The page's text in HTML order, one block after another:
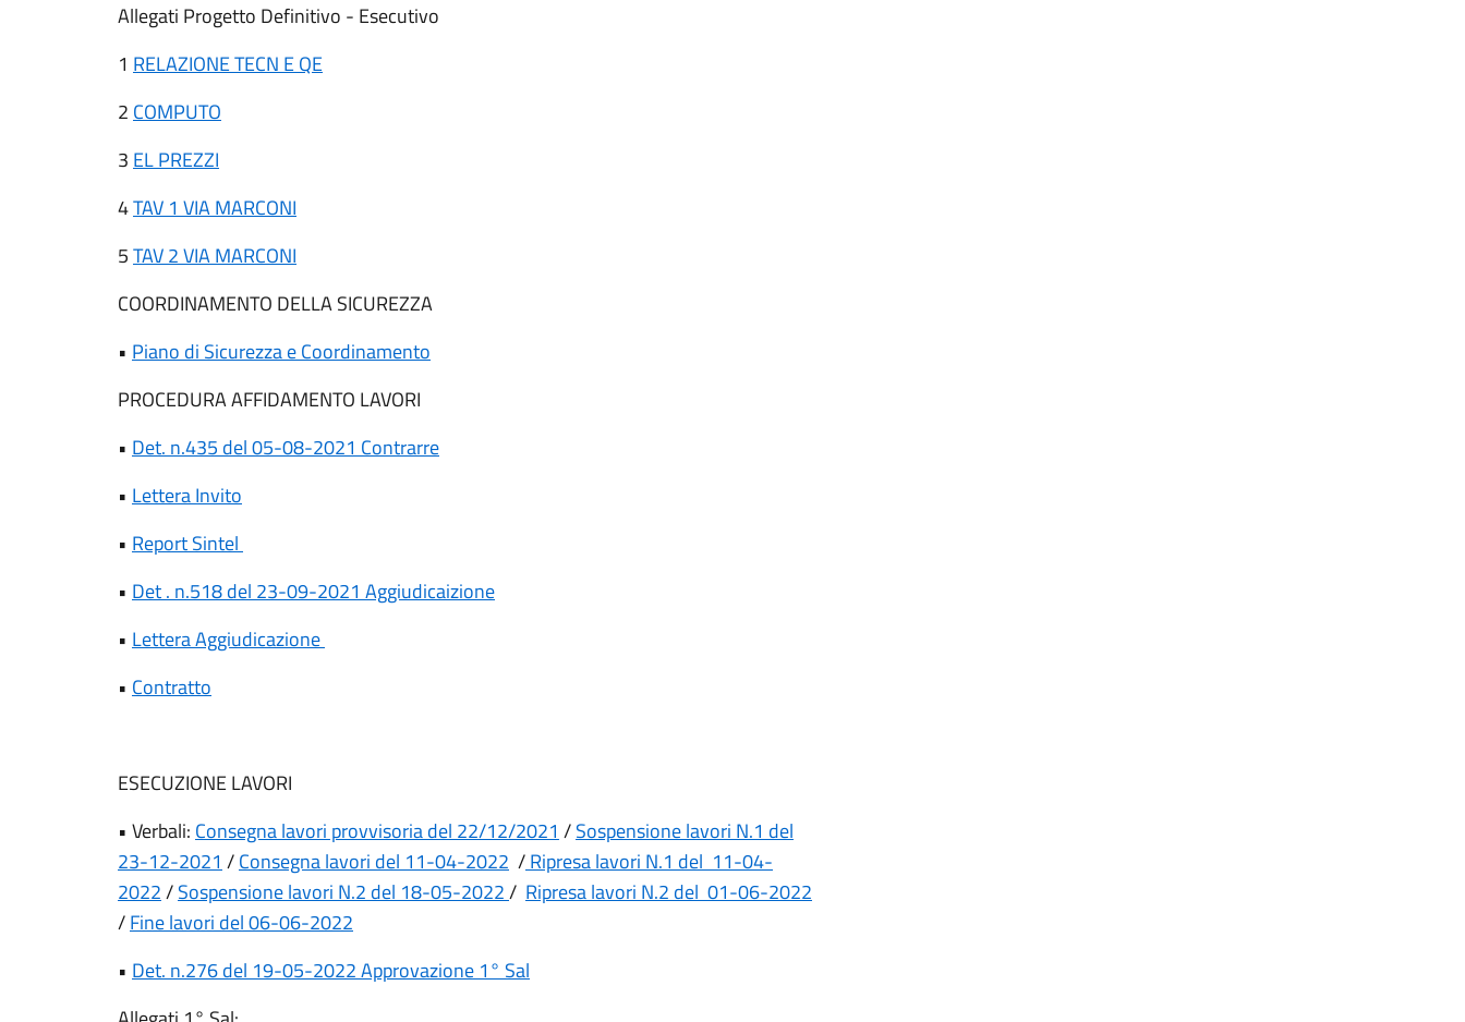
Allegati Progetto Definitivo - Esecutivo
1 RELAZIONE TECN E QE
2 COMPUTO
3 EL PREZZI
4TAV 1 VIA MARCONI
5TAV 2 VIA MARCONI
COORDINAMENTO DELLA SICUREZZA
• Piano di Sicurezza e Coordinamento
PROCEDURA AFFIDAMENTO LAVORI
• Det. n.435 del 05-08-2021 Contrarre
• Lettera Invito
• Report Sintel
• Det . n.518 del 23-09-2021 Aggiudicaizione
• Lettera Aggiudicazione
• Contratto
ESECUZIONE LAVORI
• Verbali: Consegna lavori provvisoria del 22/12/2021 /Sospensione lavori N.1 del
23-12-2021 /Consegna lavori del 11-04-2022 /Ripresa lavori N.1 del 11-04-
2022/Sospensione lavori N.2 del 18-05-2022/ Ripresa lavori N.2 del 01-06-2022
/Fine lavori del 06-06-2022
• Det. n.276 del 19-05-2022 Approvazione 1° Sal